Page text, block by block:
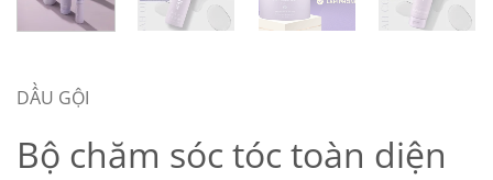
DẦU GỘI
Bộ chăm sóc tóc toàn diện